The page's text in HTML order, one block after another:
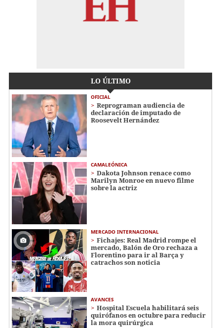
LO ÚLTIMO
OFICIAL
Reprograman audiencia de
declaración de imputado de
Roosevelt Hernández
CAMALEÓNICA
Dakota Johnson renace como
Marilyn Monroe en nuevo filme
sobre la actriz
MERCADO INTERNACIONAL
Fichajes: Real Madrid rompe el
mercado, Balón de Oro rechaza a
Florentino para ir al Barça y
catrachos son noticia
AVANCES
Hospital Escuela habilitará seis
quirófanos en octubre para reducir
la mora quirúrgica